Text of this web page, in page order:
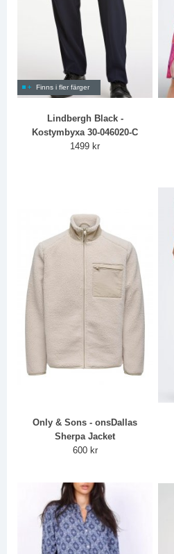
Finns i fler färger
Lindbergh Black -
Kostymbyxa 30-046020-C
1499 kr
Only & Sons - onsDallas
Sherpa Jacket
600 kr